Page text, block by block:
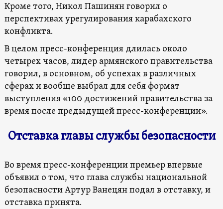
Кроме того, Никол Пашинян говорил о
перспективах урегулирования карабахского
конфликта.
В целом пресс-конференция длилась около
четырех часов, лидер армянского правительства
говорил, в основном, об успехах в различных
сферах и вообще выбрал для себя формат
выступления «100 достижений правительства за
время после предыдущей пресс-конференции».
Отставка главы службы безопасности
Во время пресс-конференции премьер впервые
объявил о том, что глава службы национальной
безопасности Артур Ванецян подал в отставку, и
отставка принята.